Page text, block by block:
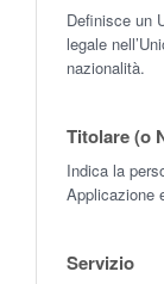
Definisce un
legale
nazionalità.
Titolare (o
Indica la
Applicazione
Servizio